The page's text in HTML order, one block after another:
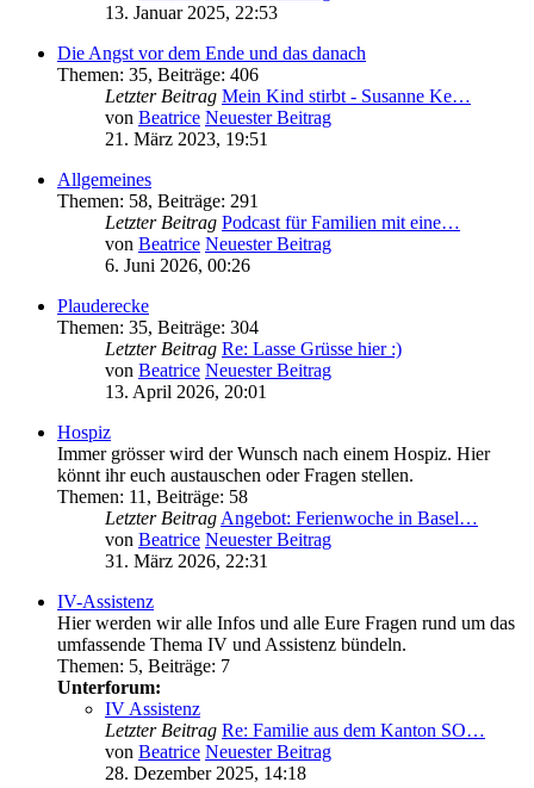
13. Januar 2025, 22:53
Die Angst vor dem Ende und das danach
Themen: 35, Beiträge: 406
Letzter Beitrag Mein Kind stirbt - Susanne Ke…
von Beatrice Neuester Beitrag
21. März 2023, 19:51
Allgemeines
Themen: 58, Beiträge: 291
Letzter Beitrag Podcast für Familien mit eine…
von Beatrice Neuester Beitrag
6. Juni 2026, 00:26
Plauderecke
Themen: 35, Beiträge: 304
Letzter Beitrag Re: Lasse Grüsse hier :)
von Beatrice Neuester Beitrag
13. April 2026, 20:01
Hospiz
Immer grösser wird der Wunsch nach einem Hospiz. Hier
könnt ihr euch austauschen oder Fragen stellen.
Themen: 11 , Beiträge: 58
Letzter Beitrag Angebot: Ferienwoche in Basel…
von Beatrice Neuester Beitrag
31. März 2026, 22:31
IV-Assistenz
Hier werden wir alle Infos und alle Eure Fragen rund um das
umfassende Thema IV und Assistenz bündeln.
Themen: 5, Beiträge: 7
Unterforum:
IV Assistenz
Letzter Beitrag Re: Familie aus dem Kanton SO…
von Beatrice Neuester Beitrag
28. Dezember 2025, 14:18